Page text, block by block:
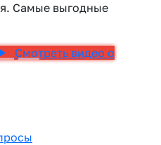
Самые выгодные
Смотреть видео о